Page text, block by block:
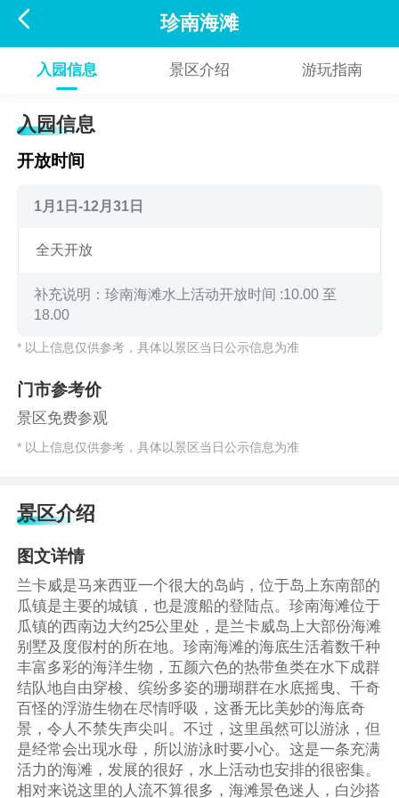
 珍南海滩
入园信息 景区介绍 游玩指南
入园信息
开放时间
1月1日-12月31日
全天开放
补充说明：珍南海滩水上活动开放时间 :10.00 至
18.00
* 以上信息仅供参考，具体以景区当日公示信息为准
门市参考价
景区免费参观
* 以上信息仅供参考，具体以景区当日公示信息为准
景区介绍
图文详情
兰卡威是马来西亚一个很大的岛屿，位于岛上东南部的
瓜镇是主要的城镇，也是渡船的登陆点。珍南海滩位于
瓜镇的西南边大约25公里处，是兰卡威岛上大部份海滩
别墅及度假村的所在地。珍南海滩的海底生活着数千种
丰富多彩的海洋生物，五颜六色的热带鱼类在水下成群
结队地自由穿梭、缤纷多姿的珊瑚群在水底摇曳、千奇
百怪的浮游生物在尽情呼吸，这番无比美妙的海底奇
景，令人不禁失声尖叫。不过，这里虽然可以游泳，但
是经常会出现水母，所以游泳时要小心。这是一条充满
活力的海滩，发展的很好，水上活动也安排的很密集。
相对来说这里的人流不算很多，海滩景色迷人，白沙搭